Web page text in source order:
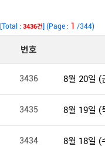
[Total : 3436건] (Page : 1 /344)
번호
3436 8월 20일 (
3435 8월 19일 (
3434 8월 18일 (